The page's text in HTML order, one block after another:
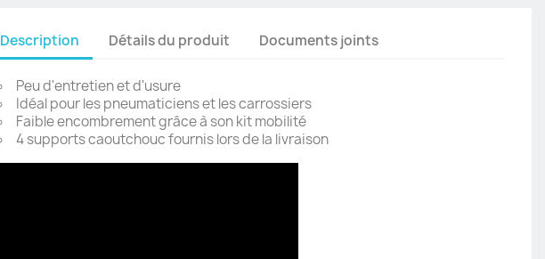
Description Détails du produit Documents joints
Peu d'entretien et d'usure
Idéal pour les pneumaticiens et les carrossiers
Faible encombrement grâce à son kit mobilité
4 supports caoutchouc fournis lors de la livraison